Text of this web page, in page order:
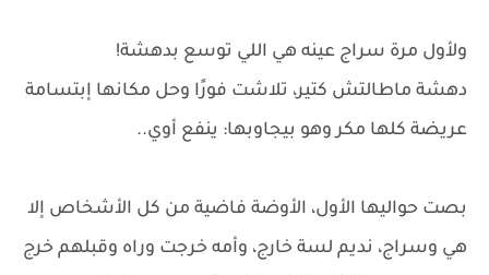
ولأول مرة سراج عينه هي اللي توسع بدهشة!
دهشة ماطالتش كتير، تلاشت فورًا وحل مكانها إبتسامة
عريضة كلها مكر وهو بيجاوبها: ينفع أوي..
بصت حواليها الأول، الأوضة فاضية من كل الأشخاص إلا
هي وسراج، نديم لسة خارج، وأمه خرجت وراه وقبلهم خرج